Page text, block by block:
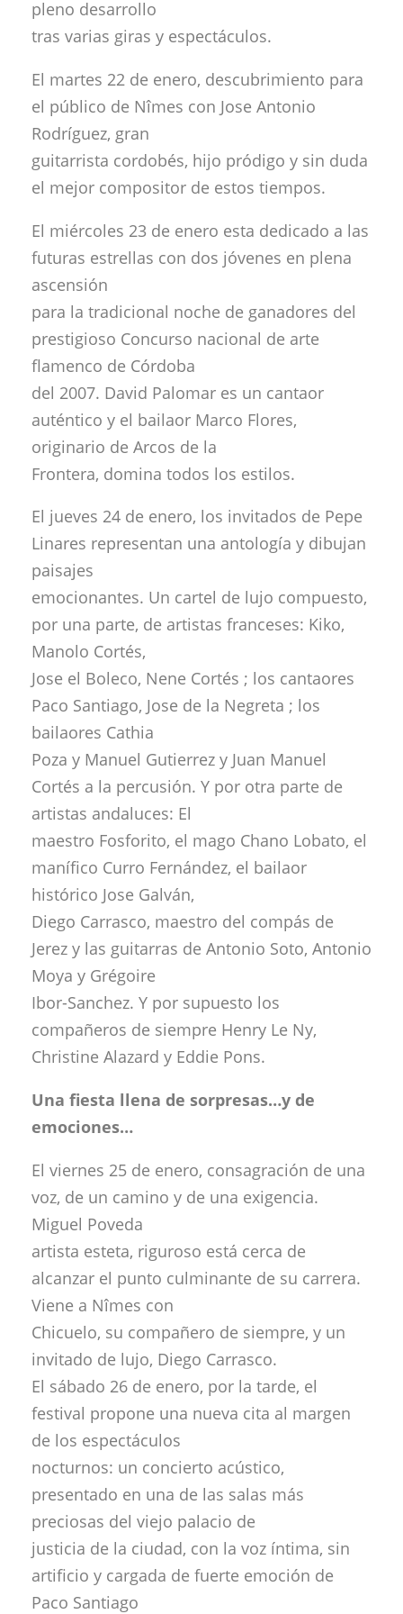
pleno desarrollo
tras varias giras y espectáculos.
El martes 22 de enero, descubrimiento para
el público de Nîmes con Jose Antonio
Rodríguez, gran
guitarrista cordobés, hijo pródigo y sin duda
el mejor compositor de estos tiempos.
El miércoles 23 de enero esta dedicado a las
futuras estrellas con dos jóvenes en plena
ascensión
para la tradicional noche de ganadores del
prestigioso Concurso nacional de arte
flamenco de Córdoba
del 2007. David Palomar es un cantaor
auténtico y el bailaor Marco Flores,
originario de Arcos de la
Frontera, domina todos los estilos.
El jueves 24 de enero, los invitados de Pepe
Linares representan una antología y dibujan
paisajes
emocionantes. Un cartel de lujo compuesto,
por una parte, de artistas franceses: Kiko,
Manolo Cortés,
Jose el Boleco, Nene Cortés ; los cantaores
Paco Santiago, Jose de la Negreta ; los
bailaores Cathia
Poza y Manuel Gutierrez y Juan Manuel
Cortés a la percusión. Y por otra parte de
artistas andaluces: El
maestro Fosforito, el mago Chano Lobato, el
manífico Curro Fernández, el bailaor
histórico Jose Galván,
Diego Carrasco, maestro del compás de
Jerez y las guitarras de Antonio Soto, Antonio
Moya y Grégoire
Ibor-Sanchez. Y por supuesto los
compañeros de siempre Henry Le Ny,
Christine Alazard y Eddie Pons.
Una fiesta llena de sorpresas…y de
emociones…
El viernes 25 de enero, consagración de una
voz, de un camino y de una exigencia.
Miguel Poveda
artista esteta, riguroso está cerca de
alcanzar el punto culminante de su carrera.
Viene a Nîmes con
Chicuelo, su compañero de siempre, y un
invitado de lujo, Diego Carrasco.
El sábado 26 de enero, por la tarde, el
festival propone una nueva cita al margen
de los espectáculos
nocturnos: un concierto acústico,
presentado en una de las salas más
preciosas del viejo palacio de
justicia de la ciudad, con la voz íntima, sin
artificio y cargada de fuerte emoción de
Paco Santiago